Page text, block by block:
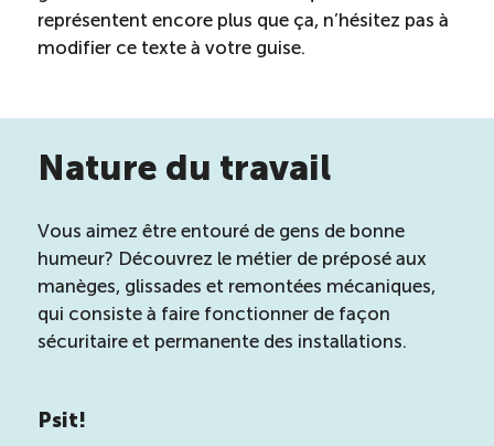
TOURISME
INFOLETTRE
DU CQRHT
représentent encore plus que ça, n’hésitez pas à
modifier ce texte à votre guise.
Nature du travail
Vous aimez être entouré de gens de bonne
humeur ? Découvrez le métier de préposé aux
manèges, glissades et remontées mécaniques,
qui consiste à faire fonctionner de façon
sécuritaire et permanente des installations.
Psit!